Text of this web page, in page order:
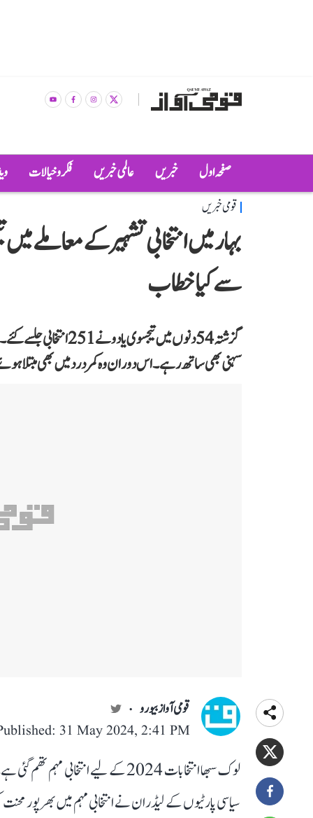
صفحہ اول خبریں عالمی خبریں فکر و خیالات
قومی خبریں
سے کیا خطاب
گزشتہ 54 دنوں میں
سہنی بھی ساتھ رہے۔ اس دوران وہ کمر درد میں بھی مبتلا
قومی آواز بیورو
31 May 2024, 2:41 PM
لوک سبھا انتخابات 2024 کے لیے
سیاسی پارٹیوں کے لیڈران نے انتخابی مہم میں بھرپور